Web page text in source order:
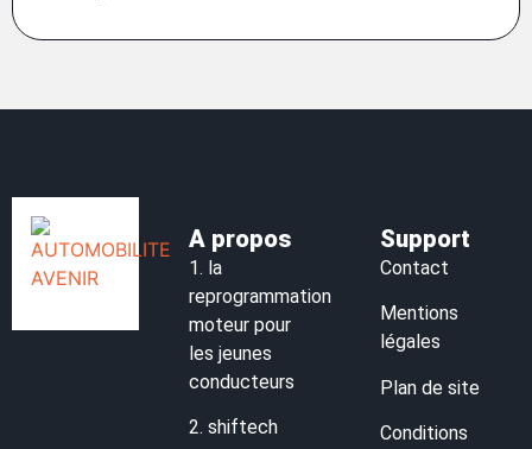
A propos
1. la
reprogrammation
moteur pour
les jeunes
conducteurs
2.shiftech
Support
Contact
Mentions
légales
Plan de site
Conditions